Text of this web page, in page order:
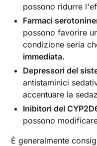
possono ridurre
Farmaci
possono favorire
condizione seria
immediata.
Depressori del
antistaminici
accentuare la
Inibitori del
possono
È generalmente